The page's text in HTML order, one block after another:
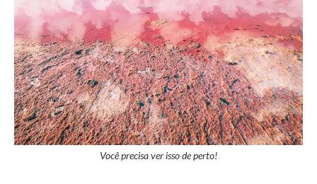
Você precisa ver isso de perto!